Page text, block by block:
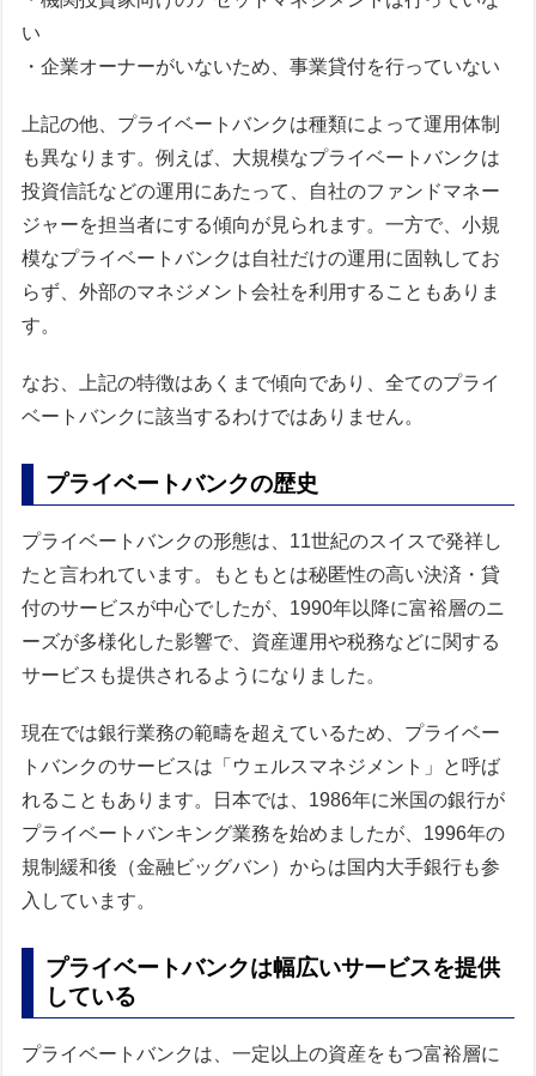
い
・企業オーナーがいないため、事業貸付を行っていない
上記の他、プライベートバンクは種類によって運用体制
も異なります。例えば、大規模なプライベートバンクは
投資信託などの運用にあたって、自社のファンドマネー
ジャーを担当者にする傾向が見られます。一方で、小規
模なプライベートバンクは自社だけの運用に固執してお
らず、外部のマネジメント会社を利用することもありま
す。
なお、上記の特徴はあくまで傾向であり、全てのプライ
ベートバンクに該当するわけではありません。
プライベートバンクの歴史
プライベートバンクの形態は、11世紀のスイスで発祥し
たと言われています。もともとは秘匿性の高い決済・貸
付のサービスが中心でしたが、1990年以降に富裕層のニ
ーズが多様化した影響で、資産運用や税務などに関する
サービスも提供されるようになりました。
現在では銀行業務の範疇を超えているため、プライベー
トバンクのサービスは「ウェルスマネジメント」と呼ば
れることもあります。日本では、1986年に米国の銀行が
プライベートバンキング業務を始めましたが、1996年の
規制緩和後（金融ビッグバン）からは国内大手銀行も参
入しています。
プライベートバンクは幅広いサービスを提供
している
プライベートバンクは、一定以上の資産をもつ富裕層に